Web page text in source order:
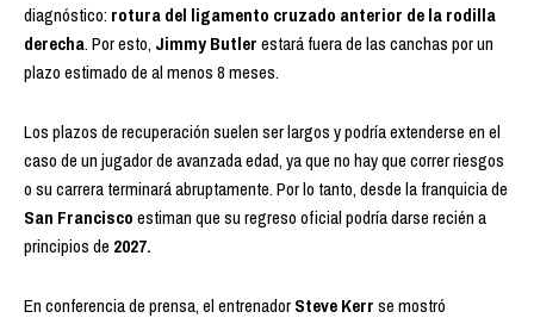
diagnóstico: rotura del ligamento cruzado anterior de la rodilla
derecha. Por esto, Jimmy Butlerestará fuera de las canchas por un
plazo estimado de al menos 8 meses.
Los plazos de recuperación suelen ser largos y podría extenderse en el
caso de un jugador de avanzada edad, ya que no hay que correr riesgos
o su carrera terminará abruptamente. Por lo tanto, desde la franquicia de
San Franciscoestiman que su regreso oficial podría darse recién a
principios de 2027.
En conferencia de prensa, el entrenadorSteve Kerrse mostró